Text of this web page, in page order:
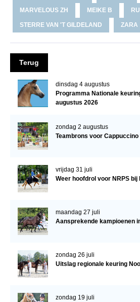
Regio Noord
Regio Midden
Regio West
Bestuur Regio West
Bestuur Regio Zuid
Word vrijiwilliger
KALENDER
Evenementen
MARVELOUS ZH MEIKE B
STERRE VAN 'T GILDELAND ZARA
Terug
dinsdag 4 augustus
Programma Nationale
augustus 2026
zondag 2 augustus
Teambrons voor Cappuccino
vrijdag 31 juli
Weer hoofdrol voor NRPS bij
maandag 27 juli
Aansprekende kampioenen
zondag 26 juli
Uitslag regionale keuring
zondag 19 juli